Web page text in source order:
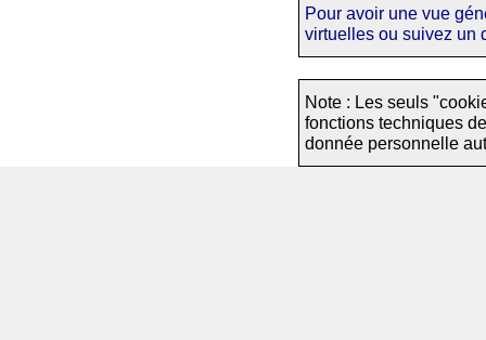
Pour avoir une vue
virtuelles ou suivez un
Note : Les seuls
fonctions techniques
donnée personnelle